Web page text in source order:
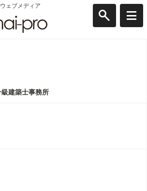
ェブメディア
建築士事務所